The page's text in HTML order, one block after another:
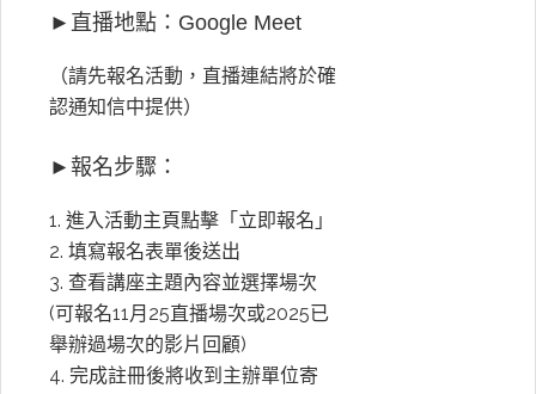
►直播地點：Google Meet
（請先報名活動，直播連結將於確
認通知信中提供）
►報名步驟：
進入活動主頁點擊「立即報名」
填寫報名表單後送出
查看講座主題內容並選擇場次
(可報名11月25直播場次或2025已
舉辦過場次的影片回顧)
完成註冊後將收到主辦單位寄